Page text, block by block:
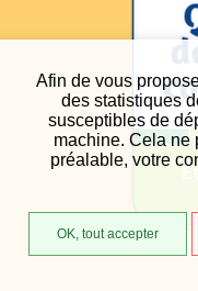
Afin de vous
des statistiques
susceptibles de
machine. Cela ne
préalable, votre
OK, tout accepter